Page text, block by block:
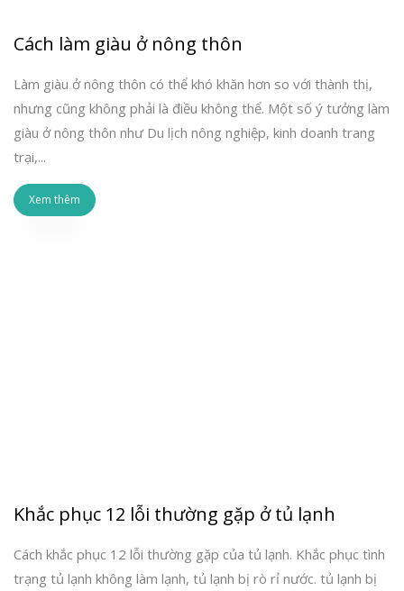
Cách làm giàu ở nông thôn
Làm giàu ở nông thôn có thể khó khăn hơn so với thành thị,
nhưng cũng không phải là điều không thể. Một số ý tưởng làm
giàu ở nông thôn như Du lịch nông nghiệp, kinh doanh trang
trại,...
Xem thêm
Khắc phục 12 lỗi thường gặp ở tủ lạnh
Cách khắc phục 12 lỗi thường gặp của tủ lạnh. Khắc phục tình
trạng tủ lạnh không làm lạnh, tủ lạnh bị rò rỉ nước. tủ lạnh bị